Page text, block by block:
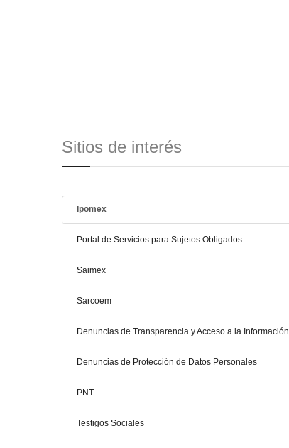
Sitios de interés
Ipomex
Portal de Servicios para Sujetos Obligados
Saimex
Sarcoem
Denuncias de Transparencia y Acceso a la Información
Denuncias de Protección de Datos Personales
PNT
Testigos Sociales